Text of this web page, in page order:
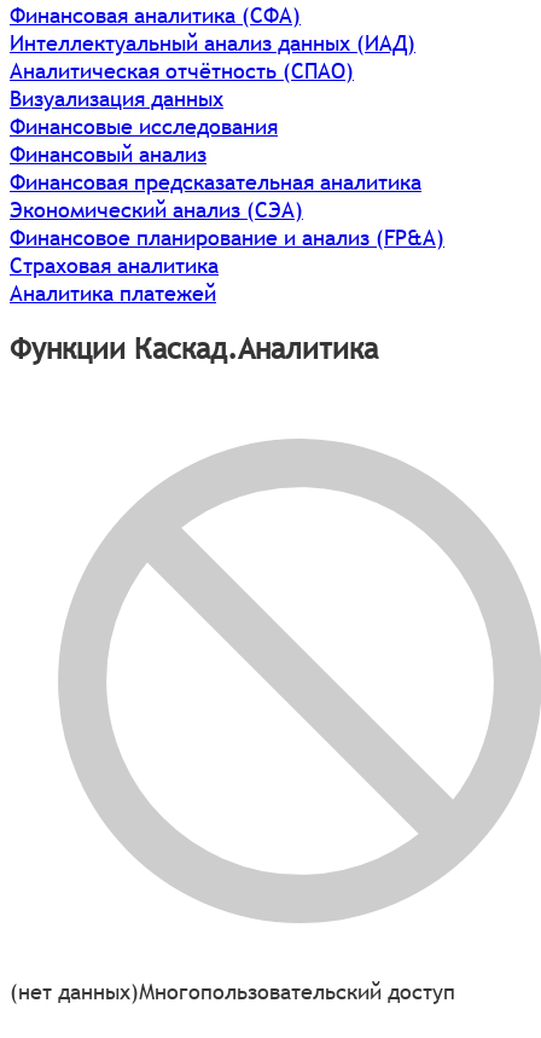
Финансовая аналитика (СФА)
Интеллектуальный анализ данных (ИАД)
Аналитическая отчётность (СПАО)
Визуализация данных
Финансовые исследования
Финансовый анализ
Финансовая предсказательная аналитика
Экономический анализ (СЭА)
Финансовое планирование и анализ (FP&A)
Страховая аналитика
Аналитика платежей
Функции Каскад.Аналитика
(нет данных)Многопользовательский доступ